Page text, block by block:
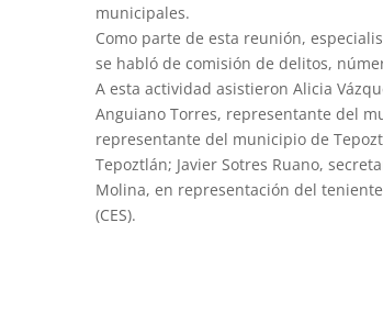
municipales.
Como parte de esta reunión,
se habló de comisión de delitos,
A esta actividad asistieron Alicia
Anguiano Torres, representante del
representante del municipio de
Tepoztlán; Javier Sotres Ruano,
Molina, en representación del
(CES).